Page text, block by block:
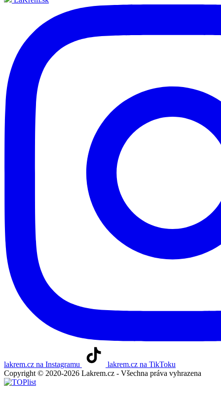
lakrem.cz na Instagramu
lakrem.cz na TikToku
Copyright © 2020-2026 Lakrem.cz - Všechna práva vyhrazena